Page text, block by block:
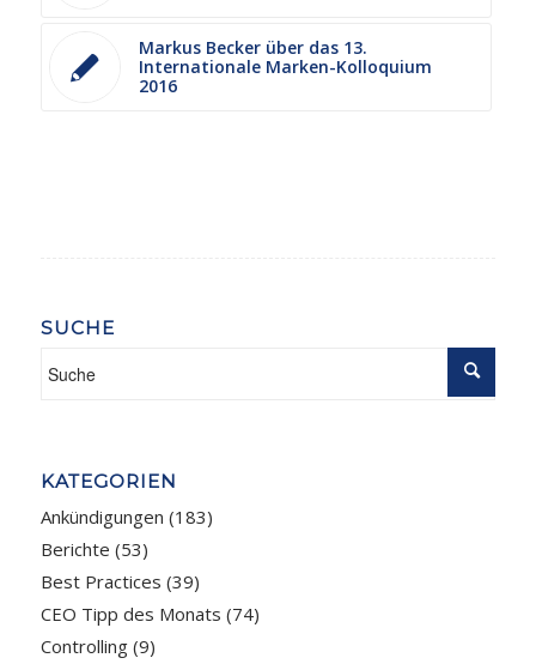
Markus Becker über das 13.
Internationale Marken-Kolloquium
2016
SUCHE
KATEGORIEN
Ankündigungen (183)
Berichte (53)
Best Practices (39)
CEO Tipp des Monats (74)
Controlling(9)